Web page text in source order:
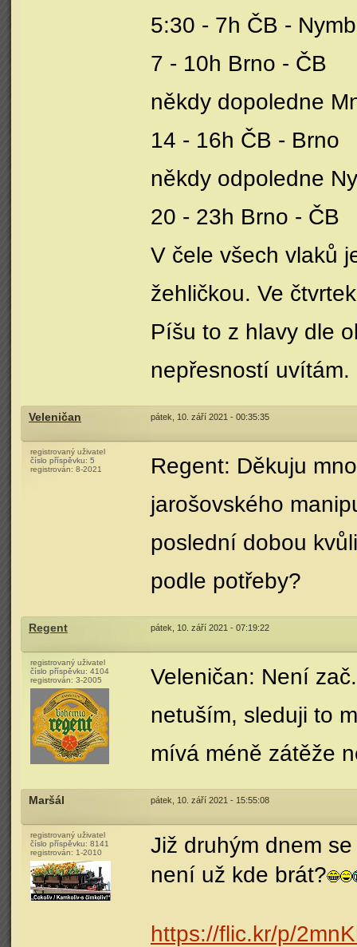
5:30 - 7h ČB -
7 - 10h Brno - ČB
někdy dopoledne
14 - 16h ČB - Brno
někdy odpoledne
20 - 23h Brno - ČB
V čele všech vlaků
žehličkou. Ve
Píšu to z hlavy dle
nepřesností uvítám.
Veleničan pátek, 10. září 2021 - 00:35:35
registrovaný uživatel
číslo příspěvku: 5
registrován: 8-2021
Regent: Děkuju
jarošovského
poslední dobou
podle potřeby?
Regent pátek, 10. září 2021 - 07:19:22
registrovaný uživatel
číslo příspěvku: 4104
registrován: 3-2005
Veleničan: Není
netuším, sleduji to
mívá méně zátěže
Maršál pátek, 10. září 2021 - 15:55:08
registrovaný uživatel
číslo příspěvku: 8141
registrován: 1-2010
Již druhým dnem
není už kde brát?
https://flic.kr/p/